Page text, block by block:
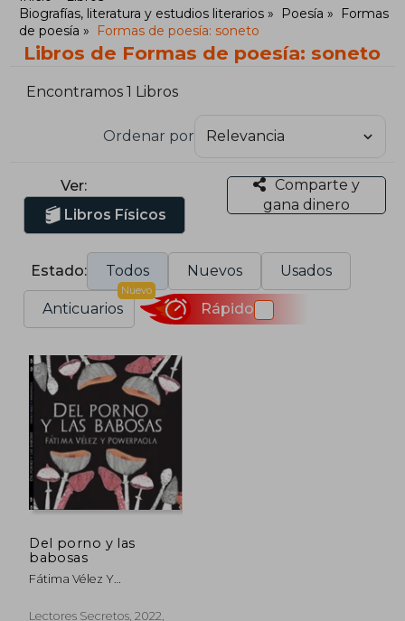
Biografías, literatura y estudios literarios
Poesía
Formas
de poesía
Formas de poesía: soneto
Libros de Formas de poesía: soneto
Encontramos 1 Libros
Ordenar por
Ver:
Libros Físicos
Comparte y
gana dinero
Estado: Todos Nuevos Usados
Anticuarios
Nuevo
Rápido
Del porno y las
babosas
Fátima Vélez Y
Lectores Secretos, 2022,